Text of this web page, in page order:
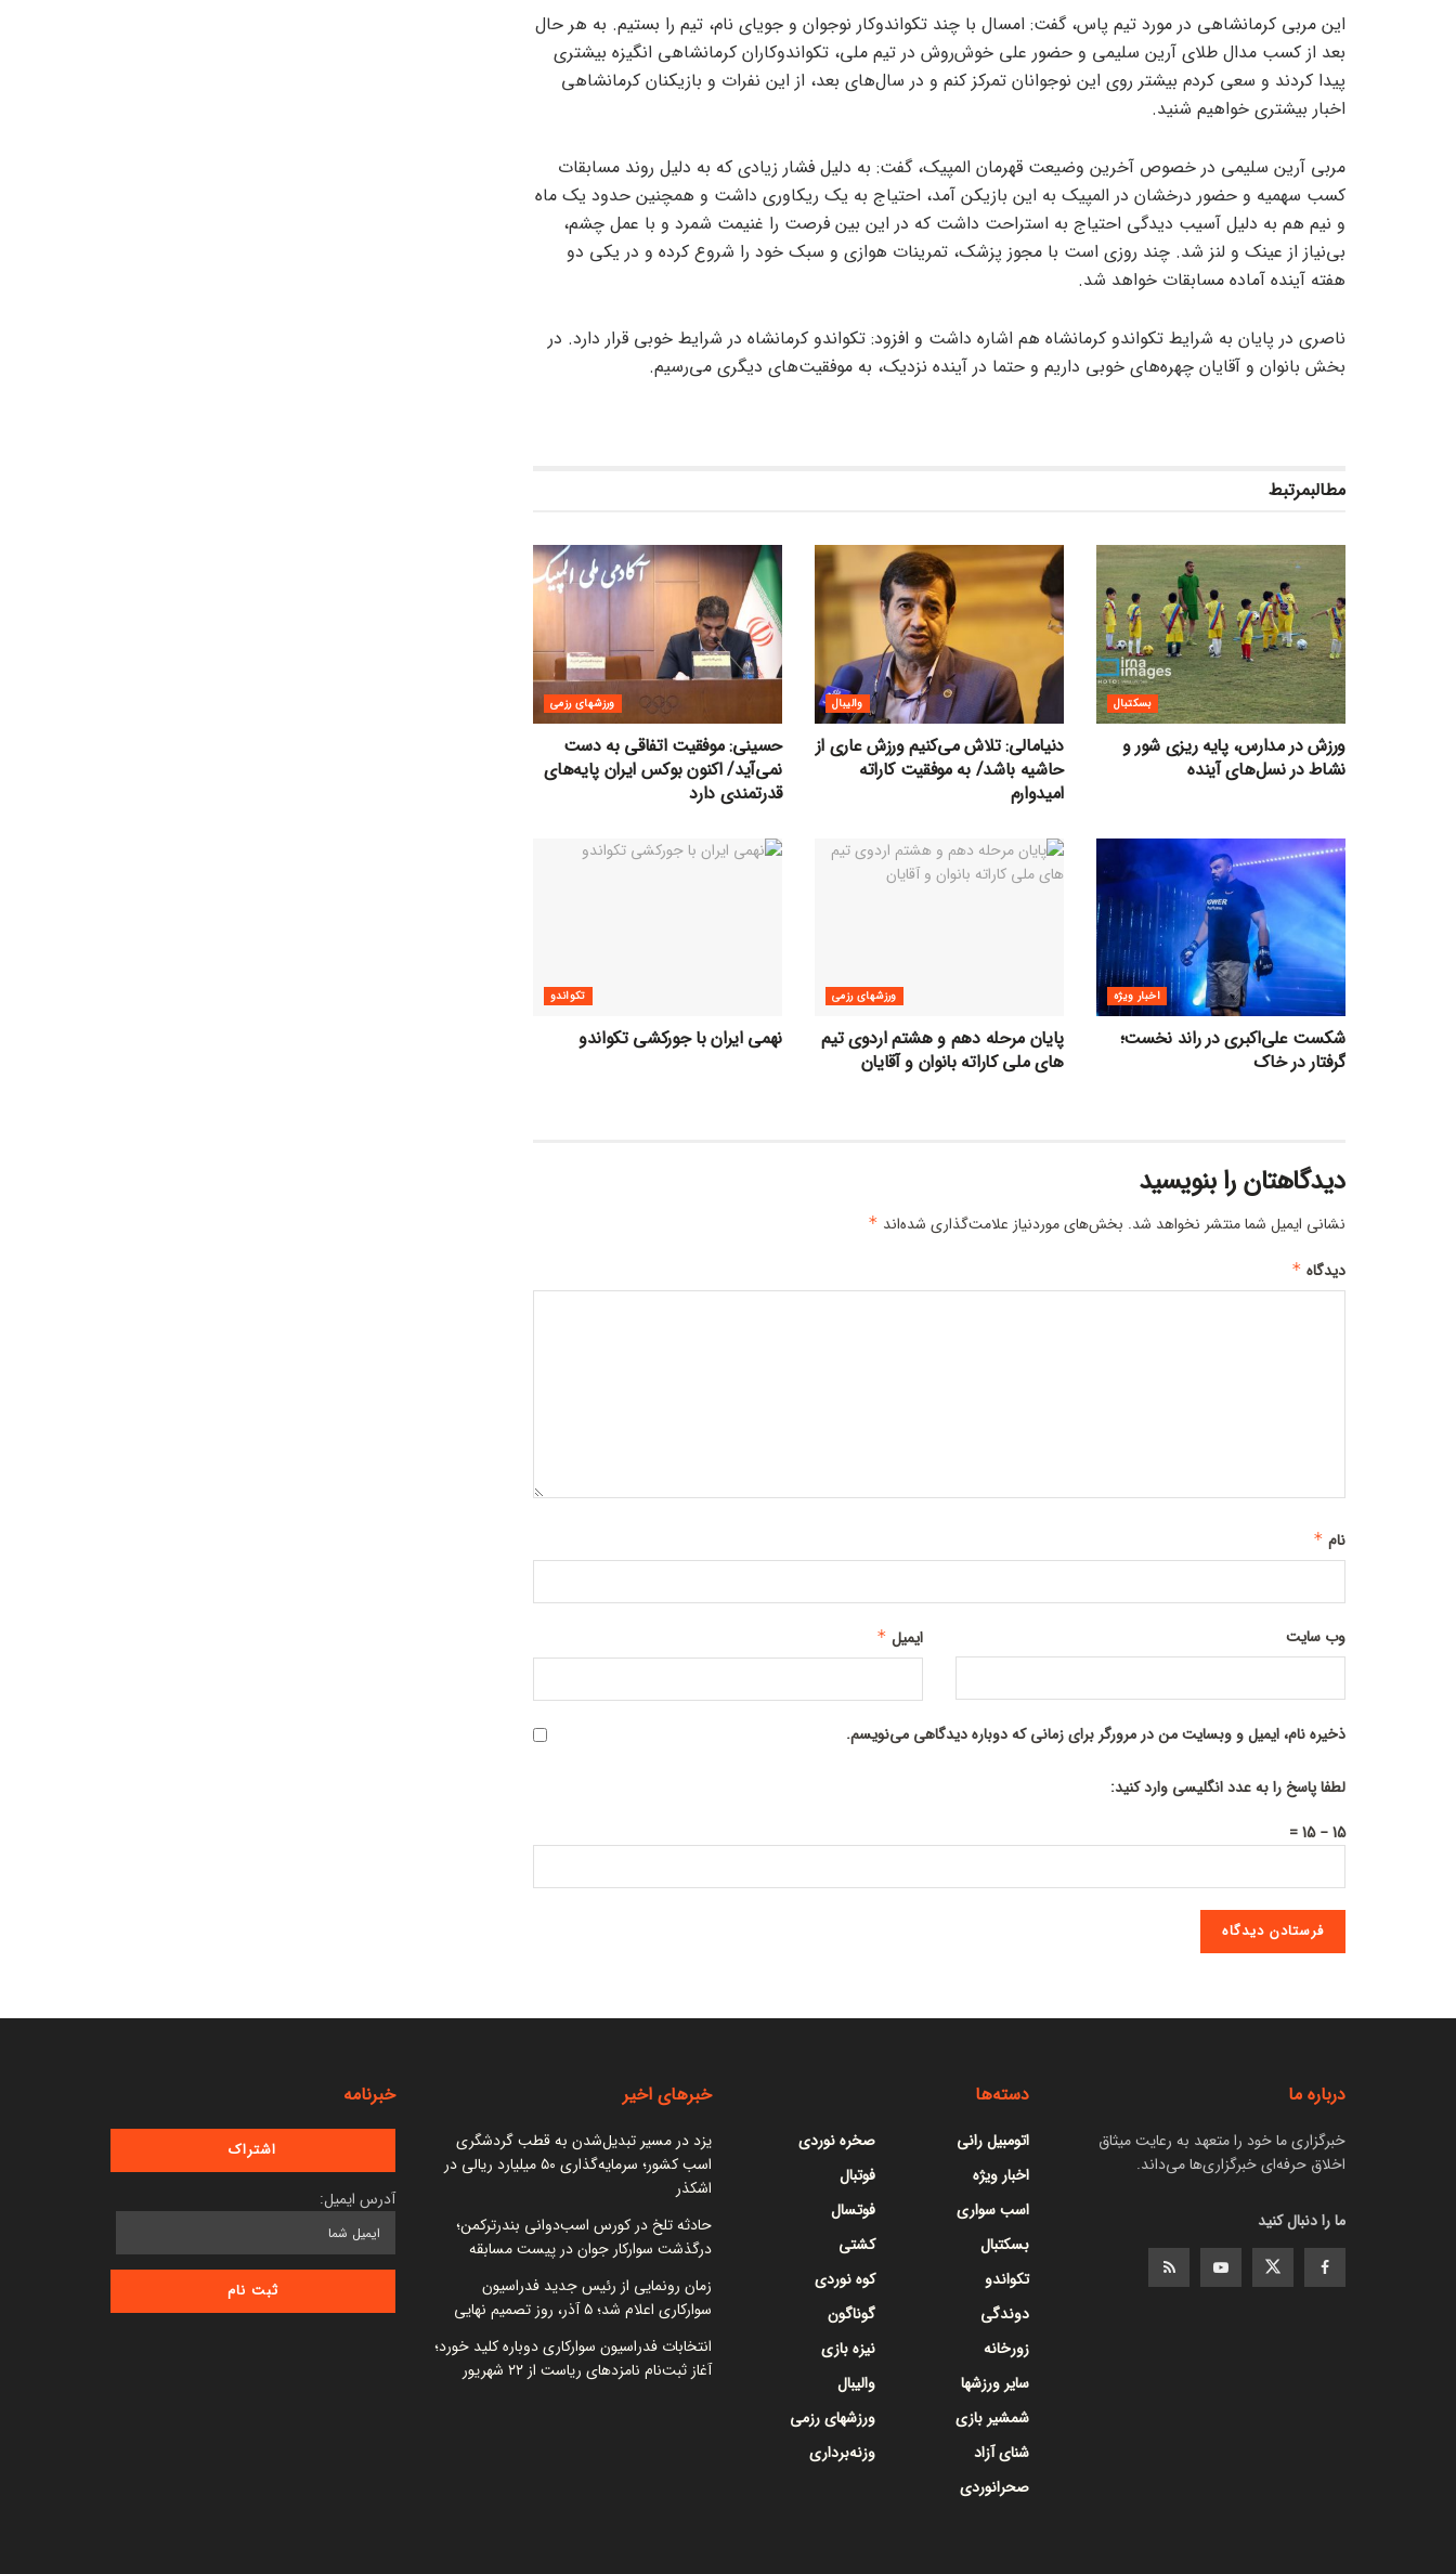
این مربی کرمانشاهی در مورد تیم پاس، گفت: امسال با چند تکواندوکار نوجوان و جویای نام، تیم را بستیم. به هر حال
بعد از کسب مدال طلای آرین سلیمی و حضور علی خوش‌روش در تیم ملی، تکواندوکاران کرمانشاهی انگیزه بیشتری
پیدا کردند و سعی کردم بیشتر روی این نوجوانان تمرکز کنم و در سال‌های بعد، از این نفرات و بازیکنان کرمانشاهی
اخبار بیشتری خواهیم شنید.
مربی آرین سلیمی در خصوص آخرین وضیعت قهرمان المپیک، گفت: به دلیل فشار زیادی که به دلیل روند مسابقات
کسب سهمیه و حضور درخشان در المپیک به این بازیکن آمد، احتیاج به یک ریکاوری داشت و همچنین حدود یک ماه
و نیم هم به دلیل آسیب دیدگی احتیاج به استراحت داشت که در این بین فرصت را غنیمت شمرد و با عمل چشم،
بی‌نیاز از عینک و لنز شد. چند روزی است با مجوز پزشک، تمرینات هوازی و سبک خود را شروع کرده و در یکی دو
هفته آینده آماده مسابقات خواهد شد.
ناصری در پایان به شرایط تکواندو کرمانشاه هم اشاره داشت و افزود: تکواندو کرمانشاه در شرایط خوبی قرار دارد. در
بخش بانوان و آقایان چهره‌های خوبی داریم و حتما در آینده نزدیک، به موفقیت‌های دیگری می‌رسیم.
مطالبمرتبط
بسکتبال
ورزش در مدارس، پایه ریزی شور و
نشاط در نسل‌های آینده
والیبال
دنیامالی: تلاش می‌کنیم ورزش عاری از
حاشیه باشد/ به موفقیت کاراته
امیدوارم
ورزشهای رزمی
حسینی: موفقیت‌ اتفاقی به دست
نمی‌آید/ اکنون بوکس ایران پایه‌های
قدرتمندی دارد
اخبار ویژه
شکست علی‌اکبری در راند نخست؛
گرفتار در خاک
ورزشهای رزمی
پایان مرحله دهم و هشتم اردوی تیم
های ملی کاراته بانوان و آقایان
تکواندو
نهمی ایران با جورکشی تکواندو
دیدگاهتان را بنویسید
نشانی ایمیل شما منتشر نخواهد شد. بخش‌های موردنیاز علامت‌گذاری شده‌اند *
دیدگاه *
نام *
ایمیل * وب‌ سایت
ذخیره نام، ایمیل و وبسایت من در مرورگر برای زمانی که دوباره دیدگاهی می‌نویسم.
لطفا پاسخ را به عدد انگلیسی وارد کنید:
15 − 15 =
درباره ما
خبرگزاری ما خود را متعهد به رعایت میثاق
اخلاق حرفه‌ای خبرگزاری‌ها می‌داند.
ما را دنبال کنید
دسته‌ها
اتومبیل رانی
اخبار ویژه
اسب سواری
بسکتبال
تکواندو
دوندگی
زورخانه
سایر ورزشها
شمشیر بازی
شنای آزاد
صحرانوردی
صخره نوردی
فوتبال
فوتسال
کشتی
کوه نوردی
گوناگون
نیزه بازی
والیبال
ورزشهای رزمی
وزنه‌برداری
خبرهای اخیر
یزد در مسیر تبدیل‌شدن به قطب گردشگری
اسب کشور؛ سرمایه‌گذاری ۵۰ میلیارد ریالی در
اشکذر
حادثه تلخ در کورس اسب‌دوانی بندرترکمن؛
درگذشت سوارکار جوان در پیست مسابقه
زمان رونمایی از رئیس جدید فدراسیون
سوارکاری اعلام شد؛ ۵ آذر، روز تصمیم نهایی
انتخابات فدراسیون سوارکاری دوباره کلید خورد؛
آغاز ثبت‌نام نامزدهای ریاست از ۲۲ شهریور
خبرنامه
آدرس ایمیل: